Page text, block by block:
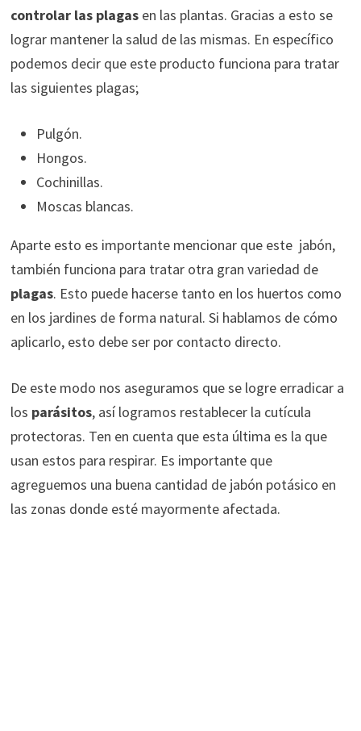
controlar las plagasen las plantas. Gracias a esto se
lograr mantener la salud de las mismas. En específico
podemos decir que este producto funciona para tratar
las siguientes plagas;
Pulgón.
Hongos.
Cochinillas.
Moscas blancas.
Aparte esto es importante mencionar que este jabón,
también funciona para tratar otra gran variedad de
plagas. Esto puede hacerse tanto en los huertos como
en los jardines de forma natural. Si hablamos de cómo
aplicarlo, esto debe ser por contacto directo.
De este modo nos aseguramos que se logre erradicar a
los parásitos, así logramos restablecer la cutícula
protectoras. Ten en cuenta que esta última es la que
usan estos para respirar. Es importante que
agreguemos una buena cantidad de jabón potásico en
las zonas donde esté mayormente afectada.